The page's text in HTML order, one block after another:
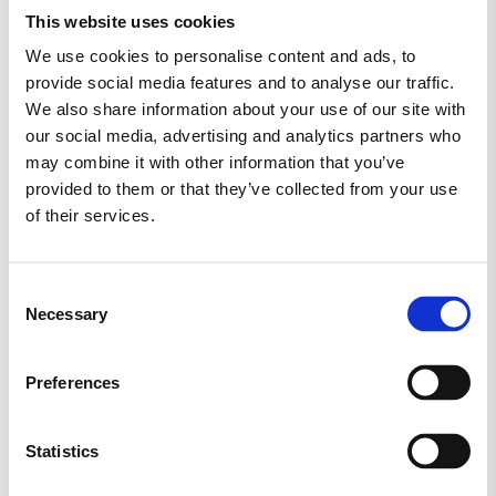
This website uses cookies
We use cookies to personalise content and ads, to
provide social media features and to analyse our traffic.
We also share information about your use of our site with
our social media, advertising and analytics partners who
may combine it with other information that you’ve
provided to them or that they’ve collected from your use
of their services.
Selection
Necessary
Preferences
Statistics
sikrer, at du undgår sanktioner og tab af
placeringer. Vores fokus ligger på grundig
søgeordsanalyse, indholdsoptimering og
teknisk SEO, så du får en
helhedsorienteret optimering. Med os
som din partner får du SEO-resultater
inden for budgettet og en solid placering i
samtidig øge din online synlighed. Vores
gør det muligt for selv små virksomheder
Royaldigital leverer SEO, der gør en